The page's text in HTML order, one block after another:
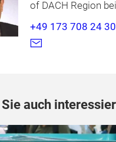
of DACH Region
+49 173 708 24 30
auch